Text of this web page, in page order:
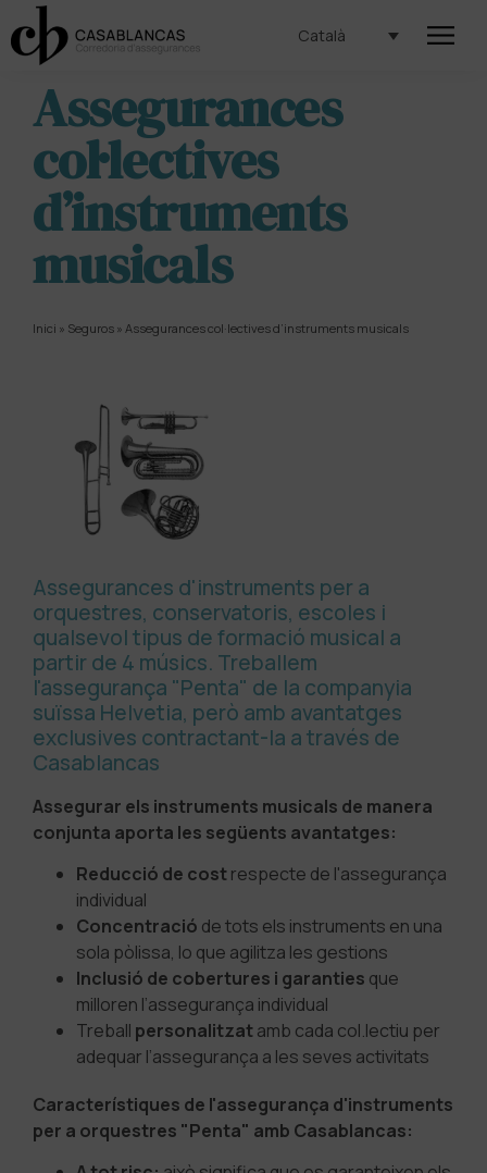
Català
Assegurances
col·lectives
d’instruments
musicals
Inici » Seguros » Assegurances col·lectives d’instruments musicals
Assegurances d'instruments per a
orquestres, conservatoris, escoles i
qualsevol tipus de formació musical a
partir de 4 músics. Treballem
l'assegurança "Penta" de la companyia
suïssa Helvetia, però amb avantatges
exclusives contractant-la a través de
Casablancas
Assegurar els instruments musicals de manera
conjunta aporta les següents avantatges:
Reducció de costrespecte de l'assegurança
individual
Concentració de tots els instruments en una
sola pòlissa, lo que agilitza les gestions
Inclusió de cobertures i garanties que
milloren l’assegurança individual
Treball personalitzatamb cada col.lectiu per
adequar l’assegurança a les seves activitats
Característiques de l'assegurança d'instruments
per a orquestres "Penta" amb Casablancas: